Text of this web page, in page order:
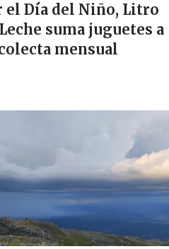
el Día del Niño, Litro
suma juguetes a
mensual